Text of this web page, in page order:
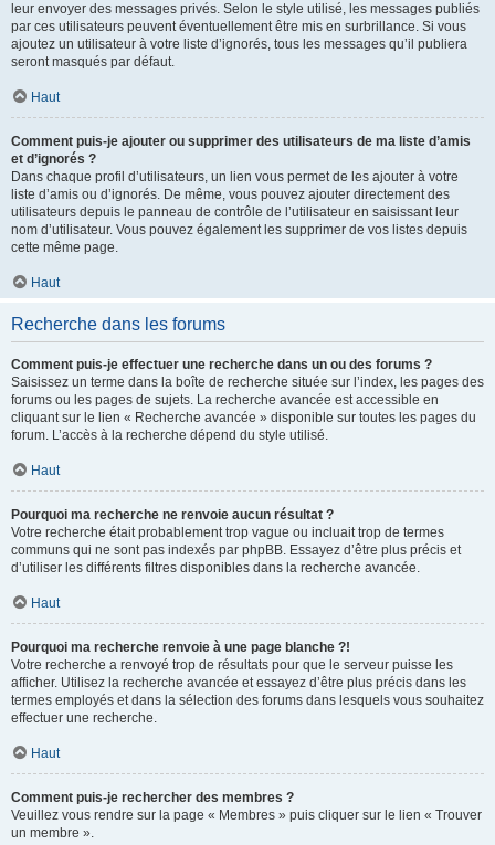
leur envoyer des messages privés. Selon le style utilisé, les messages publiés
par ces utilisateurs peuvent éventuellement être mis en surbrillance. Si vous
ajoutez un utilisateur à votre liste d’ignorés, tous les messages qu’il publiera
seront masqués par défaut.
Haut
Comment puis-je ajouter ou supprimer des utilisateurs de ma liste d’amis
et d’ignorés ?
Dans chaque profil d’utilisateurs, un lien vous permet de les ajouter à votre
liste d’amis ou d’ignorés. De même, vous pouvez ajouter directement des
utilisateurs depuis le panneau de contrôle de l’utilisateur en saisissant leur
nom d’utilisateur. Vous pouvez également les supprimer de vos listes depuis
cette même page.
Haut
Recherche dans les forums
Comment puis-je effectuer une recherche dans un ou des forums ?
Saisissez un terme dans la boîte de recherche située sur l’index, les pages des
forums ou les pages de sujets. La recherche avancée est accessible en
cliquant sur le lien « Recherche avancée » disponible sur toutes les pages du
forum. L’accès à la recherche dépend du style utilisé.
Haut
Pourquoi ma recherche ne renvoie aucun résultat ?
Votre recherche était probablement trop vague ou incluait trop de termes
communs qui ne sont pas indexés par phpBB. Essayez d’être plus précis et
d’utiliser les différents filtres disponibles dans la recherche avancée.
Haut
Pourquoi ma recherche renvoie à une page blanche ?!
Votre recherche a renvoyé trop de résultats pour que le serveur puisse les
afficher. Utilisez la recherche avancée et essayez d’être plus précis dans les
termes employés et dans la sélection des forums dans lesquels vous souhaitez
effectuer une recherche.
Haut
Comment puis-je rechercher des membres ?
Veuillez vous rendre sur la page « Membres » puis cliquer sur le lien « Trouver
un membre ».